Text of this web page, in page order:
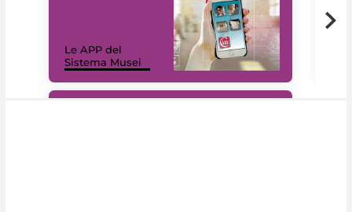
Le APP del
Sistema Musei